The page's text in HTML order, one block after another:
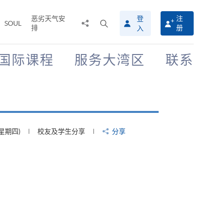
SOUL
恶劣天气安
排
搜
寻
介
登
入
注
册
国际课程 服务大湾区 联系
期四) 校友及学生分享 分享